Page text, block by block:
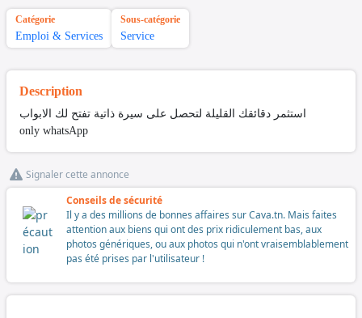
Catégorie
Emploi & Services
Sous-catégorie
Service
Description
only whatsApp
Signaler cette annonce
Conseils de sécurité
Il y a des millions de bonnes affaires sur Cava.tn. Mais faites
attention aux biens qui ont des prix ridiculement bas, aux
photos génériques, ou aux photos qui n'ont vraisemblablement
pas été prises par l'utilisateur !